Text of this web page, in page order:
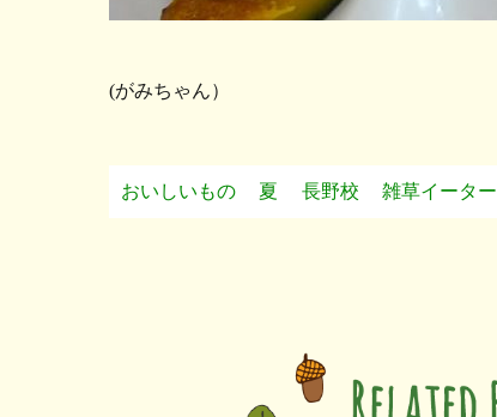
(がみちゃん）
おいしいもの 夏 長野校 雑草イーター